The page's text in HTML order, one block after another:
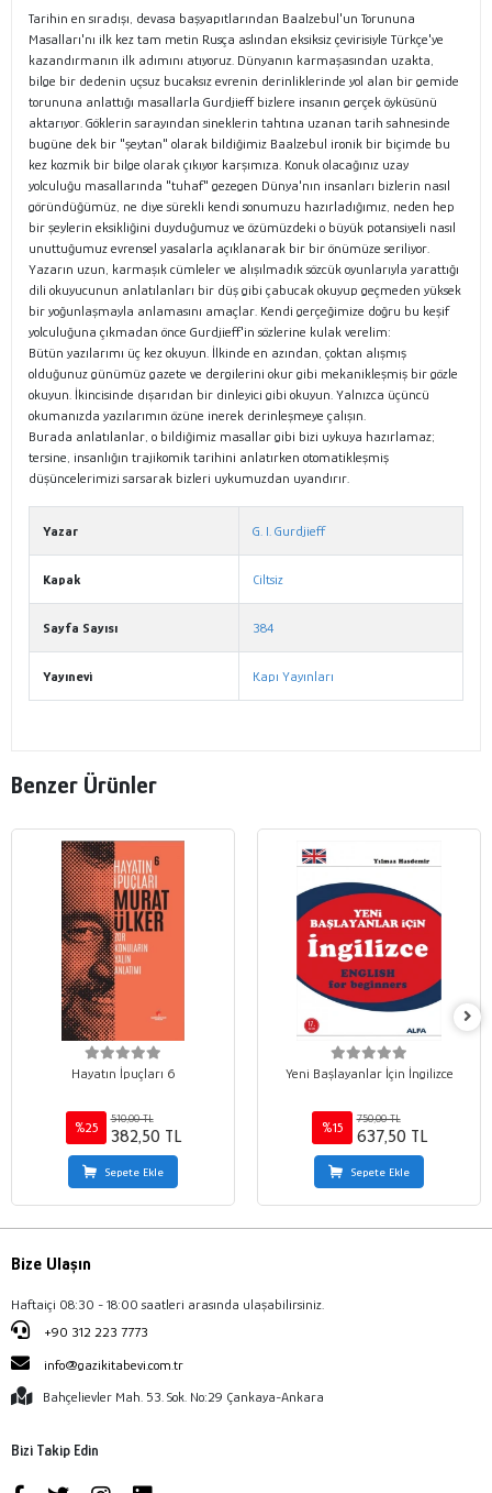
Tarihin en sıradışı, devasa başyapıtlarından Baalzebul'un Torununa
Masalları'nı ilk kez tam metin Rusça aslından eksiksiz çevirisiyle Türkçe'ye
kazandırmanın ilk adımını atıyoruz. Dünyanın karmaşasından uzakta,
bilge bir dedenin uçsuz bucaksız evrenin derinliklerinde yol alan bir gemide
torununa anlattığı masallarla Gurdjieff bizlere insanın gerçek öyküsünü
aktarıyor. Göklerin sarayından sineklerin tahtına uzanan tarih sahnesinde
bugüne dek bir "şeytan" olarak bildiğimiz Baalzebul ironik bir biçimde bu
kez kozmik bir bilge olarak çıkıyor karşımıza. Konuk olacağınız uzay
yolculuğu masallarında "tuhaf" gezegen Dünya'nın insanları bizlerin nasıl
göründüğümüz, ne diye sürekli kendi sonumuzu hazırladığımız, neden hep
bir şeylerin eksikliğini duyduğumuz ve özümüzdeki o büyük potansiyeli nasıl
unuttuğumuz evrensel yasalarla açıklanarak bir bir önümüze seriliyor.
Yazarın uzun, karmaşık cümleler ve alışılmadık sözcük oyunlarıyla yarattığı
dili okuyucunun anlatılanları bir düş gibi çabucak okuyup geçmeden yüksek
bir yoğunlaşmayla anlamasını amaçlar. Kendi gerçeğimize doğru bu keşif
yolculuğuna çıkmadan önce Gurdjieff'in sözlerine kulak verelim:
Bütün yazılarımı üç kez okuyun. İlkinde en azından, çoktan alışmış
olduğunuz günümüz gazete ve dergilerini okur gibi mekanikleşmiş bir gözle
okuyun. İkincisinde dışarıdan bir dinleyici gibi okuyun. Yalnızca üçüncü
okumanızda yazılarımın özüne inerek derinleşmeye çalışın.
Burada anlatılanlar, o bildiğimiz masallar gibi bizi uykuya hazırlamaz;
tersine, insanlığın trajikomik tarihini anlatırken otomatikleşmiş
düşüncelerimizi sarsarak bizleri uykumuzdan uyandırır.
Yazar G. I. Gurdjieff
Kapak Ciltsiz
Sayfa Sayısı 384
Yayınevi Kapı Yayınları
Benzer Ürünler
Hayatın İpuçları 6
%25
510,00 TL
382,50 TL
Sepete Ekle
Yeni Başlayanlar İçin İngilizce
%15
750,00 TL
637,50 TL
Sepete Ekle
Bize Ulaşın
Haftaiçi 08:30 - 18:00 saatleri arasında ulaşabilirsiniz.
+90 312 223 7773
info@gazikitabevi.com.tr
Bahçelievler Mah. 53. Sok. No:29 Çankaya-Ankara
Bizi Takip Edin